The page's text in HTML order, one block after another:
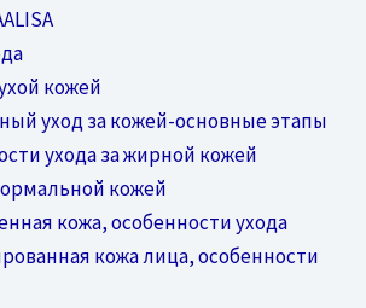
кожей
уход за кожей-основные этапы
ухода за жирной кожей
кожей
кожа, особенности ухода
кожа лица, особенности